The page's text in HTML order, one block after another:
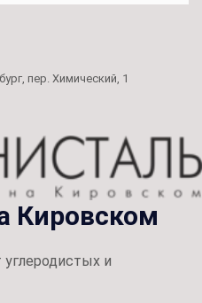
пер. Химический, 1
Кировском
и